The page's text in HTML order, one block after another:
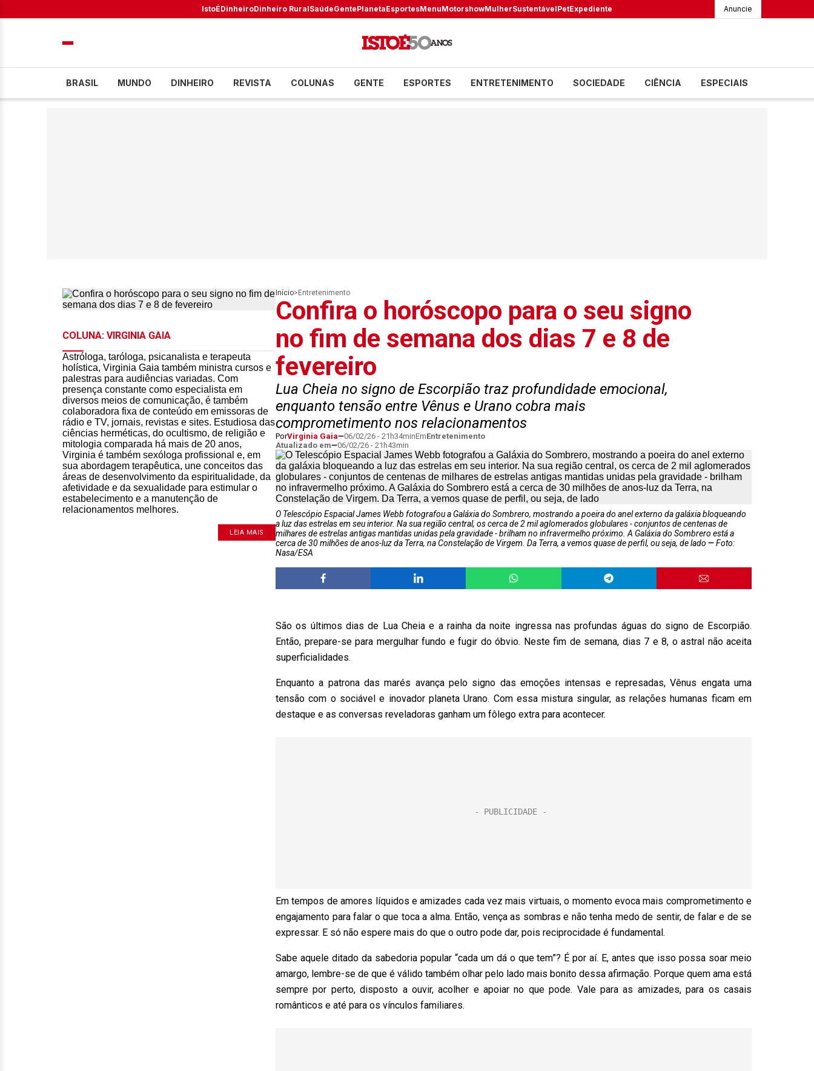
IstoÉDinheiroDinheiro RuralSaúdeGentePlanetaEsportesMenuMotorshowMulherSustentávelPetExpediente Anuncie
BRASIL MUNDO DINHEIRO REVISTA COLUNAS GENTE ESPORTES ENTRETENIMENTO SOCIEDADE CIÊNCIA ESPECIAIS
COLUNA: VIRGINIA GAIA
Astróloga, taróloga, psicanalista e terapeuta
holística, Virginia Gaia também ministra cursos e
palestras para audiências variadas. Com
presença constante como especialista em
diversos meios de comunicação, é também
colaboradora fixa de conteúdo em emissoras de
rádio e TV, jornais, revistas e sites. Estudiosa das
ciências herméticas, do ocultismo, de religião e
mitologia comparada há mais de 20 anos,
Virginia é também sexóloga profissional e, em
sua abordagem terapêutica, une conceitos das
áreas de desenvolvimento da espiritualidade, da
afetividade e da sexualidade para estimular o
estabelecimento e a manutenção de
relacionamentos melhores.
LEIA MAIS
Início> Entretenimento
Confira o horóscopo para o seu signo
no fim de semana dos dias 7 e 8 de
fevereiro
Lua Cheia no signo de Escorpião traz profundidade emocional,
enquanto tensão entre Vênus e Urano cobra mais
comprometimento nos relacionamentos
PorVirginia Gaia 06/02/26 - 21h34minEmEntretenimento
Atualizado em
06/02/26 - 21h43min
O Telescópio Espacial James Webb fotografou a Galáxia do Sombrero, mostrando a poeira do anel externo da galáxia bloqueando
a luz das estrelas em seu interior. Na sua região central, os cerca de 2 mil aglomerados globulares - conjuntos de centenas de
milhares de estrelas antigas mantidas unidas pela gravidade - brilham no infravermelho próximo. A Galáxia do Sombrero está a
cerca de 30 milhões de anos-luz da Terra, na Constelação de Virgem. Da Terra, a vemos quase de perfil, ou seja, de lado
Foto:
Nasa/ESA
São os últimos dias de Lua Cheia e a rainha da noite ingressa nas profundas águas do signo de Escorpião.
Então, prepare-se para mergulhar fundo e fugir do óbvio. Neste fim de semana, dias 7 e 8, o astral não aceita
superficialidades.
Enquanto a patrona das marés avança pelo signo das emoções intensas e represadas, Vênus engata uma
tensão com o sociável e inovador planeta Urano. Com essa mistura singular, as relações humanas ficam em
destaque e as conversas reveladoras ganham um fôlego extra para acontecer.
Em tempos de amores líquidos e amizades cada vez mais virtuais, o momento evoca mais comprometimento e
engajamento para falar o que toca a alma. Então, vença as sombras e não tenha medo de sentir, de falar e de se
expressar. E só não espere mais do que o outro pode dar, pois reciprocidade é fundamental.
Sabe aquele ditado da sabedoria popular “cada um dá o que tem”? É por aí. E, antes que isso possa soar meio
amargo, lembre-se de que é válido também olhar pelo lado mais bonito dessa afirmação. Porque quem ama está
sempre por perto, disposto a ouvir, acolher e apoiar no que pode. Vale para as amizades, para os casais
românticos e até para os vínculos familiares.